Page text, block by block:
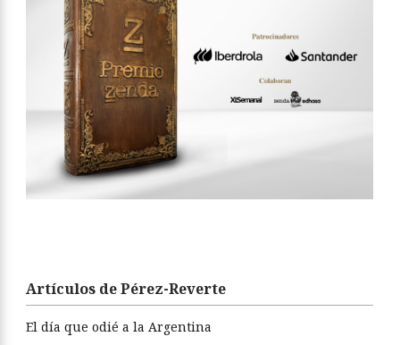
Artículos de Pérez-Reverte
El día que odié a la Argentina